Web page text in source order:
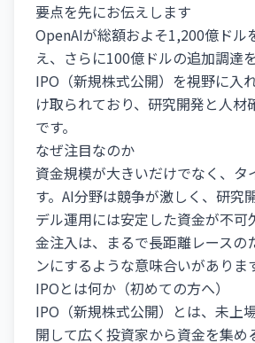
要点を先にお伝えします
OpenAIが総額およそ1,200億ドル
え、さらに100億ドルの追加調達
IPO（新規株式公開）を視野に入
け取られており、研究開発と人材
です。
なぜ注目なのか
資金規模が大きいだけでなく、タ
す。AI分野は競争が激しく、研究
デル運用には安定した資金が不可
金注入は、まるで長距離レースの
ンにするような意味合いがありま
IPOとは何か（初めての方へ）
IPO（新規株式公開）とは、未上
開して広く投資家から資金を集め